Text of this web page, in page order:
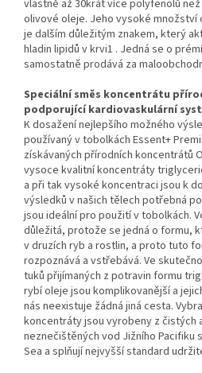
vlastně až 30krát více polyfenolů
olivové oleje. Jeho vysoké množství
je dalším důležitým znakem, který
hladin lipidů v krvi1 . Jedná se o
samostatně prodává za
Speciální směs koncentrátu
podporující kardiovaskulární
K dosažení nejlepšího možného
používaný v tobolkách Essent+
získávaných přírodních koncentrátů
vysoce kvalitní koncentráty
a při tak vysoké koncentraci jsou k
výsledků v našich tělech potřebná
jsou ideální pro použití v tobolkách.
důležitá, protože se jedná o formu,
v druzích ryb a rostlin, a proto tuto
rozpoznává a vstřebává. Ve
tuků přijímaných z potravin formu
rybí oleje jsou komplikovanější a
nás neexistuje žádná jiná cesta.
koncentráty jsou vyrobeny z čistých
neznečištěných vod Jižního Pacifiku
Sea a splňují nejvyšší standard